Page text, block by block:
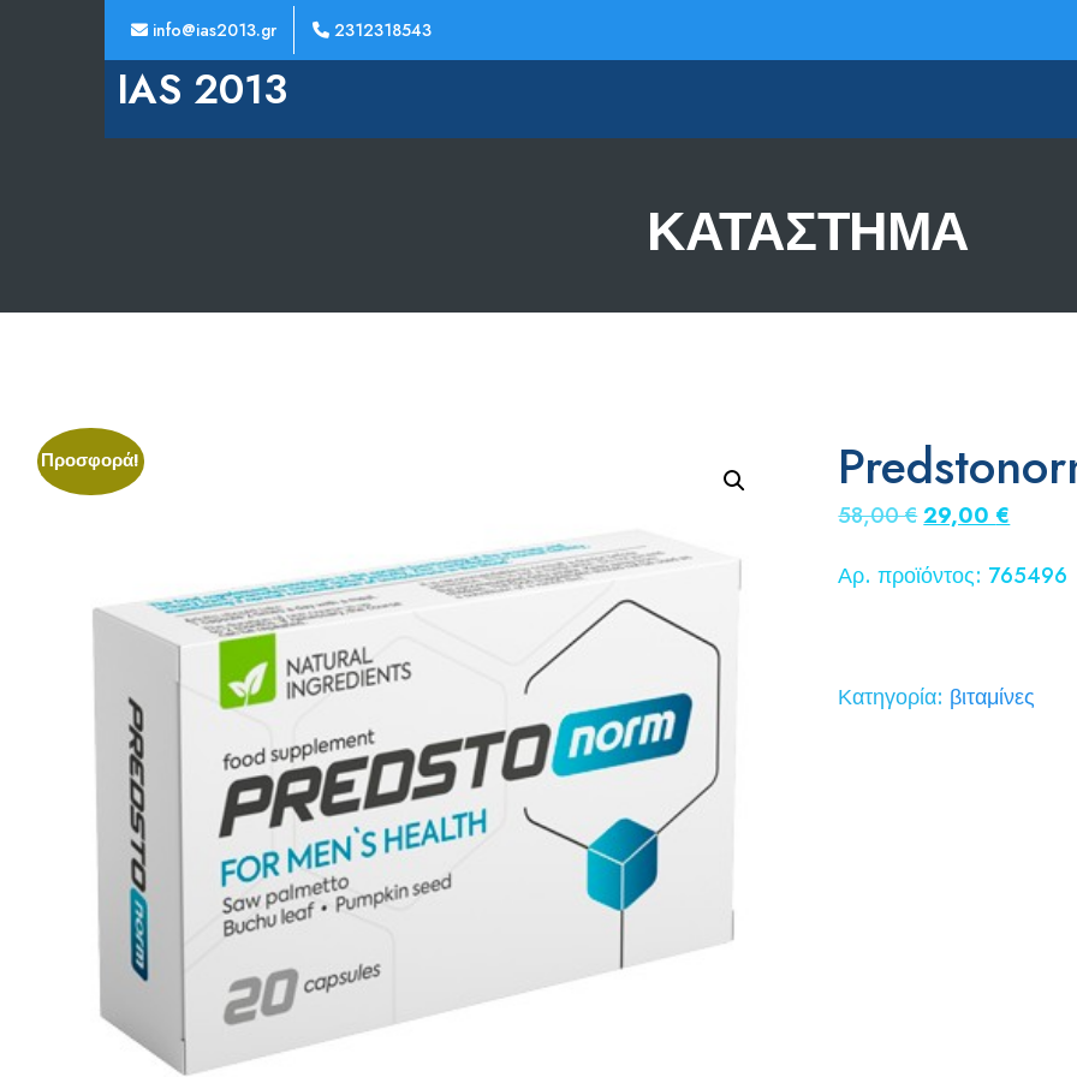
info@ias2013.gr 2312318543
IAS 2013
ΚΑΤΆΣΤΗΜΑ
Προσφορά!
58,00€Original
29,00 €
Αρ. προϊόντος: 765496
Κατηγορία: βιταμίνες